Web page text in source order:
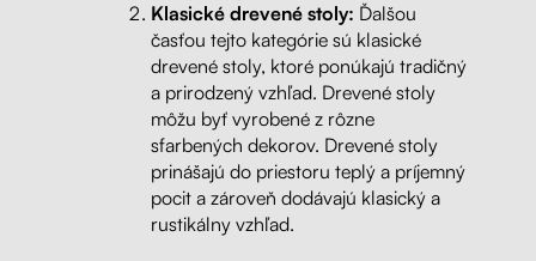
Klasické drevené stoly: Ďalšou
časťou tejto kategórie sú klasické
drevené stoly, ktoré ponúkajú tradičný
a prirodzený vzhľad. Drevené stoly
môžu byť vyrobené z rôzne
sfarbených dekorov. Drevené stoly
prinášajú do priestoru teplý a príjemný
pocit a zároveň dodávajú klasický a
rustikálny vzhľad.